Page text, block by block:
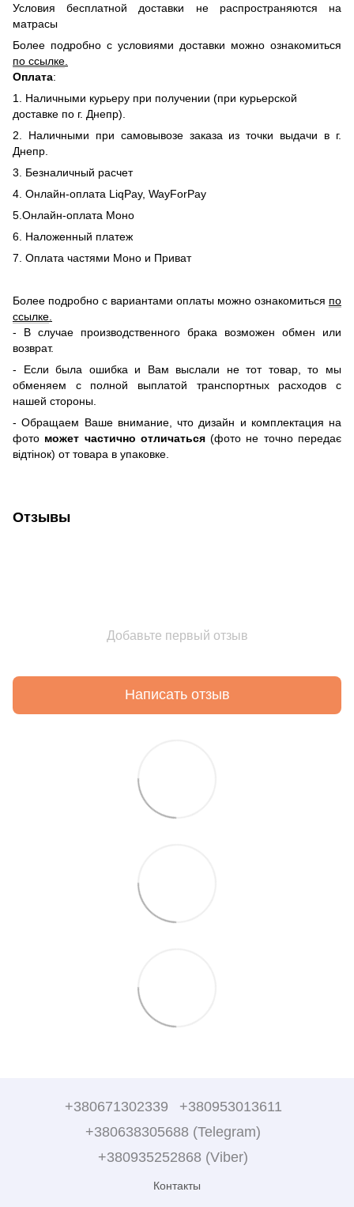
Условия бесплатной доставки не распространяются на
матрасы
Более подробно с условиями доставки можно ознакомиться
по ссылке
Оплата:
1. Наличными курьеру при получении (при курьерской
доставке по г. Днепр).
2. Наличными при самовывозе заказа из точки выдачи в г.
Днепр.
3. Безналичный расчет
4. Онлайн-оплата LiqPay, WayForPay
5.Онлайн-оплата Моно
6. Наложенный платеж
7. Оплата частями Моно и Приват
Более подробно с вариантами оплаты можно ознакомиться по
ссылке
- В случае производственного брака возможен обмен или
возврат.
- Если была ошибка и Вам выслали не тот товар, то мы
обменяем c полной выплатой транспортных расходов с
нашей стороны.
- Обращаем Ваше внимание, что дизайн и комплектация на
фото может частично отличаться(фото не точно передає
відтінок) от товара в упаковке.
Отзывы
Добавьте первый отзыв
Написать отзыв
+380671302339
+380953013611
+380638305688 (Telegram)
+380935252868 (Viber)
Контакты